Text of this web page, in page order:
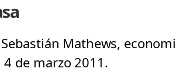
Mathews,
de marzo 2011.